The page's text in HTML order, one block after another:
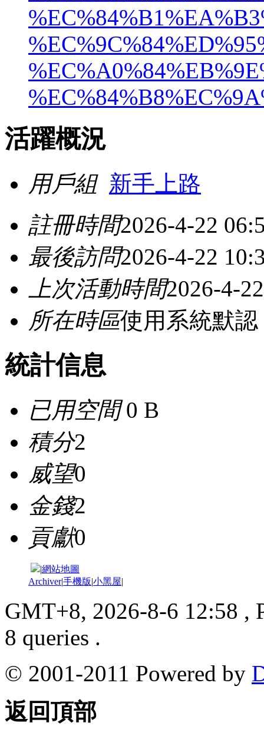
活躍概況
用戶組 新手上路
註冊時間2026-4-22
最後訪問2026-4-22
上次活動時間2026-4-
所在時區使用系統默認
統計信息
已用空間0 B
積分2
威望0
金錢2
貢獻0
|網站地圖
Archiver|手機版|小黑屋|
GMT+8, 2026-8-6 12:58 ,
8 queries .
© 2001-2011 Powered by
返回頂部